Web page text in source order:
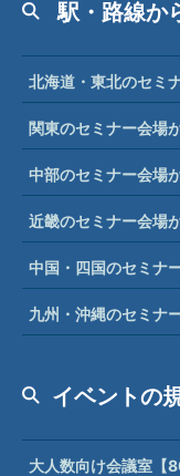
駅・路線か
北海道・東北のセミ
関東のセミナー会場
中部のセミナー会場
近畿のセミナー会場
中国・四国のセミナ
九州・沖縄のセミナ
イベントの
大人数向け会議室【